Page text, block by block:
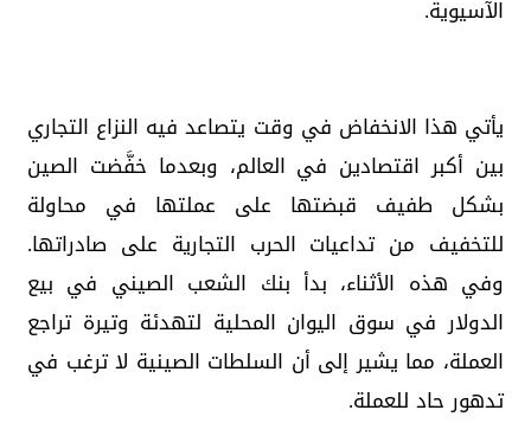
الآسيوية.
يأتي هذا الانخفاض في وقت يتصاعد فيه النزاع التجاري
بين أكبر اقتصادين في العالم، وبعدما خفَّضت الصين
بشكل طفيف قبضتها على عملتها في محاولة
للتخفيف من تداعيات الحرب التجارية على صادراتها.
وفي هذه الأثناء، بدأ بنك الشعب الصيني في بيع
الدولار في سوق اليوان المحلية لتهدئة وتيرة تراجع
العملة، مما يشير إلى أن السلطات الصينية لا ترغب في
تدهور حاد للعملة.